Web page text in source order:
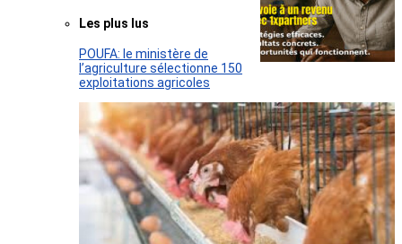
Les plus lus
POUFA: le ministère de
l’agriculture sélectionne 150
exploitations agricoles